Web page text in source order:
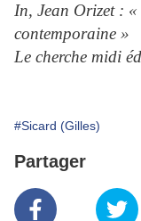
In, Jean Orizet :
contemporaine »
Le cherche midi
#Sicard (Gilles)
Partager